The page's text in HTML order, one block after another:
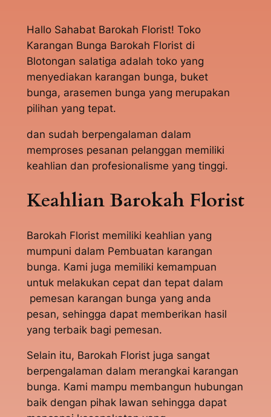
Hallo Sahabat Barokah Florist! Toko
Karangan Bunga Barokah Florist di
Blotongan salatiga adalah toko yang
menyediakan karangan bunga, buket
bunga, arasemen bunga yang merupakan
pilihan yang tepat.
dan sudah berpengalaman dalam
memproses pesanan pelanggan memiliki
keahlian dan profesionalisme yang tinggi.
Keahlian Barokah Florist
Barokah Florist memiliki keahlian yang
mumpuni dalam Pembuatan karangan
bunga. Kami juga memiliki kemampuan
untuk melakukan cepat dan tepat dalam
pemesan karangan bunga yang anda
pesan, sehingga dapat memberikan hasil
yang terbaik bagi pemesan.
Selain itu, Barokah Florist juga sangat
berpengalaman dalam merangkai karangan
bunga. Kami mampu membangun hubungan
baik dengan pihak lawan sehingga dapat